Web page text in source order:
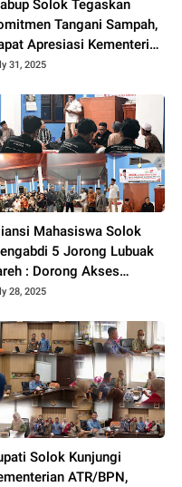
Solok Tegaskan
Tangani Sampah,
Apresiasi Kementerian
Hidup.
31, 2025
Mahasiswa Solok
5 Jorong Lubuak
: Dorong Akses
Pendidikan, dan
28, 2025
Solok Kunjungi
ATR/BPN,